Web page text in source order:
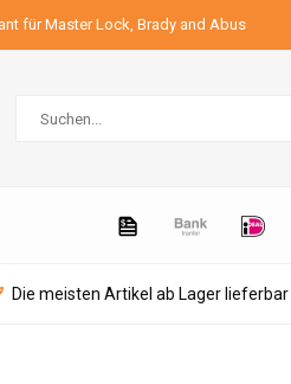
für Master Lock, Brady and Abus
Die meisten Artikel ab Lager lieferbar